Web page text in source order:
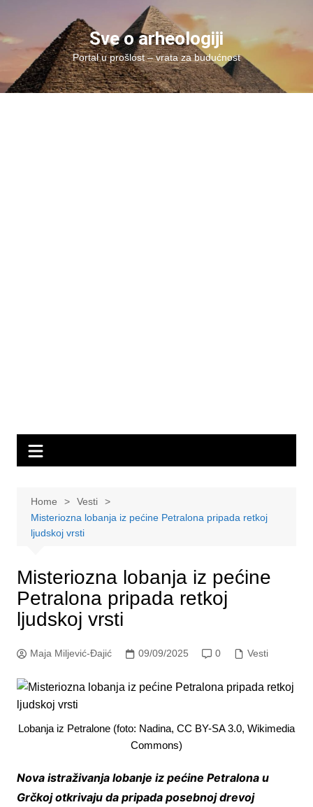
content
Sve o arheologiji
Portal u prošlost – vrata za budućnost
Home
Vesti
Misteriozna lobanja iz pećine Petralona pripada retkoj
ljudskoj vrsti
Misteriozna lobanja iz pećine
Petralona pripada retkoj
ljudskoj vrsti
Maja Miljević-Đajić 09/09/2025 0 Vesti
Lobanja iz Petralone (foto: Nadina, CC BY-SA 3.0, Wikimedia
Commons)
Nova istraživanja lobanje iz pećine Petralona u
Grčkoj otkrivaju da pripada posebnoj drevoj